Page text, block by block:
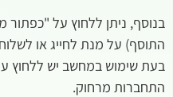
בנוסף, ניתן ללחוץ על
התוסף) על מנת לחייג או
בעת שימוש במחשב יש ללחוץ
התחברות מרחוק.